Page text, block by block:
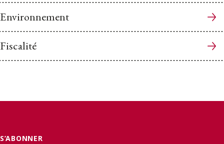
Environnement
Fiscalité
S’ABONNER